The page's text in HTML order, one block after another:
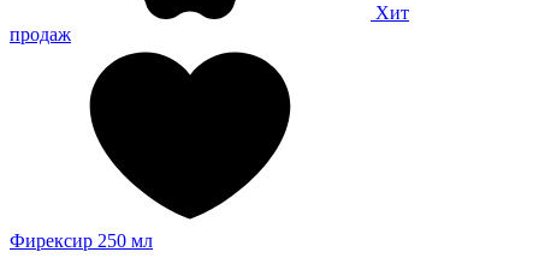
Хит
продаж
Фирексир 250 мл